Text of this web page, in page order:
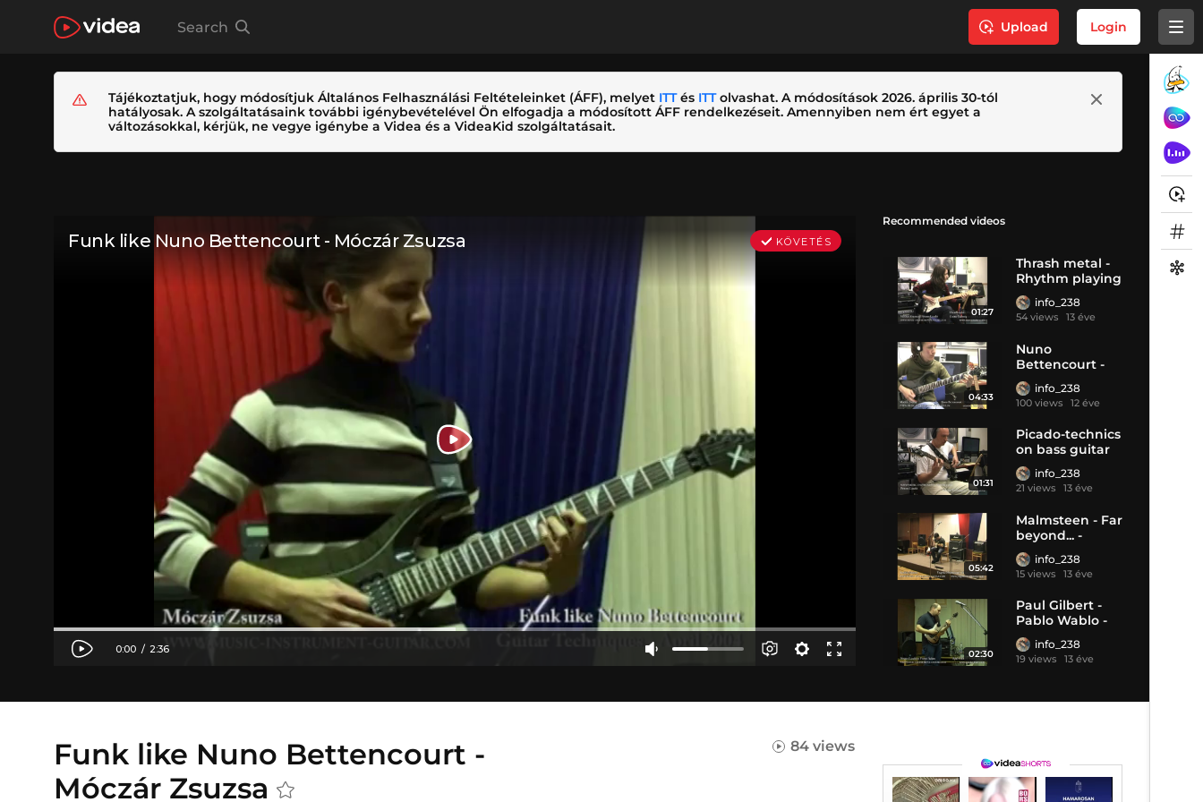
Search Upload Login
Tájékoztatjuk, hogy módosítjuk Általános Felhasználási Feltételeinket (ÁFF), melyet ITTés ITTolvashat. A módosítások 2026. április 30-tól
hatályosak. A szolgáltatásaink további igénybevételével Ön elfogadja a módosított ÁFF rendelkezéseit. Amennyiben nem ért egyet a
változásokkal, kérjük, ne vegye igénybe a Videa és a VideaKid szolgáltatásait.
Recommended videos
01:27
Thrash metal -
Rhythm playing
info_238
54 views 13 éve
04:33
Nuno
Bettencourt -
Midnight
express - cover
info_238
100 views 12 éve
01:31
Picado-technics
on bass guitar
info_238
21 views 13 éve
05:42
Malmsteen - Far
beyond... -
Szalók Márton
info_238
15 views 13 éve
02:30
Paul Gilbert -
Pablo Wablo -
Fonyó Ádám
info_238
19 views 13 éve
Funk like Nuno Bettencourt -
Móczár Zsuzsa
84 views